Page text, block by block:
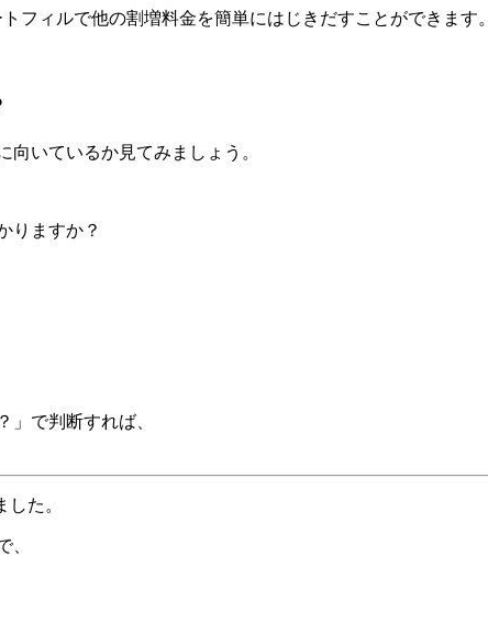
フィルで他の割増料金を簡単にはじきだすことができます。
向いているか見てみましょう。
りますか？
」で判断すれば、
た。
、